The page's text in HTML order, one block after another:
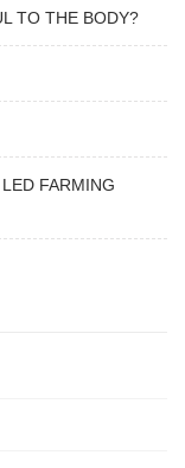
TO THE BODY?
FARMING